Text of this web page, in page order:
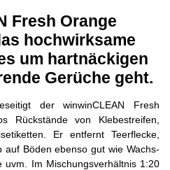
Fresh Orange
hochwirksame
um hartnäckigen
Gerüche geht.
der winwinCLEAN Fresh
Rückstände von Klebestreifen,
Er entfernt Teerflecke,
Böden ebenso gut wie Wachs-
uvm. Im Mischungsverhältnis 1:20